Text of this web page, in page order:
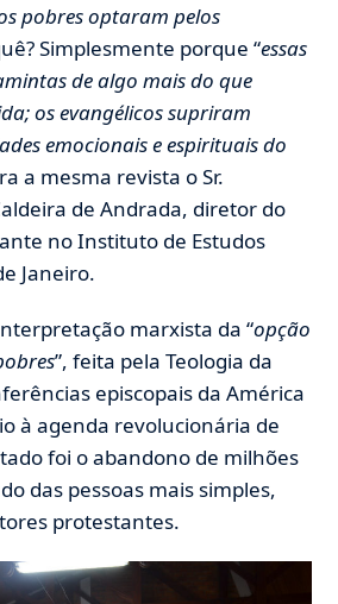
pobres optaram pelos
Simplesmente porque “essas
de algo mais do que
os evangélicos supriram
emocionais e espirituais do
a mesma revista o Sr.
de Andrada, diretor do
no Instituto de Estudos
Janeiro.
marxista da “opção
”, feita pela Teologia da
episcopais da América
à agenda revolucionária de
foi o abandono de milhões
das pessoas mais simples,
protestantes.